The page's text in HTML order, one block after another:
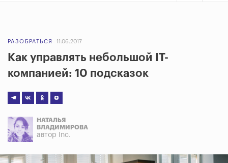
РАЗОБРАТЬСЯ 11.06.2017
Как управлять небольшой IT-
компанией: 10 подсказок
НАТАЛЬЯ
ВЛАДИМИРОВА
автор Inc.